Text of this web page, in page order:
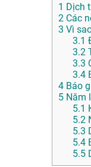
1 Dịch
2 Các
3 Vì
3.1
3.2
3.3
3.4
4 Báo
5 Năm
5.1
5.2
5.3
5.4
5.5